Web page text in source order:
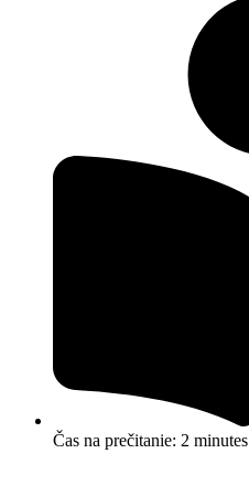
Čas na prečitanie: 2 minutes